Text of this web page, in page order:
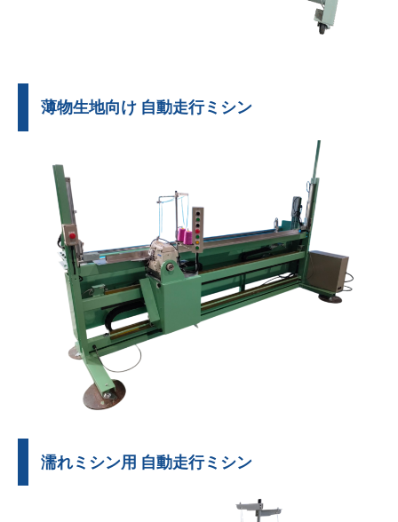
薄物生地向け 自動走行ミシン
濡れミシン用 自動走行ミシン